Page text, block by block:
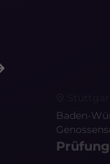
Baden-